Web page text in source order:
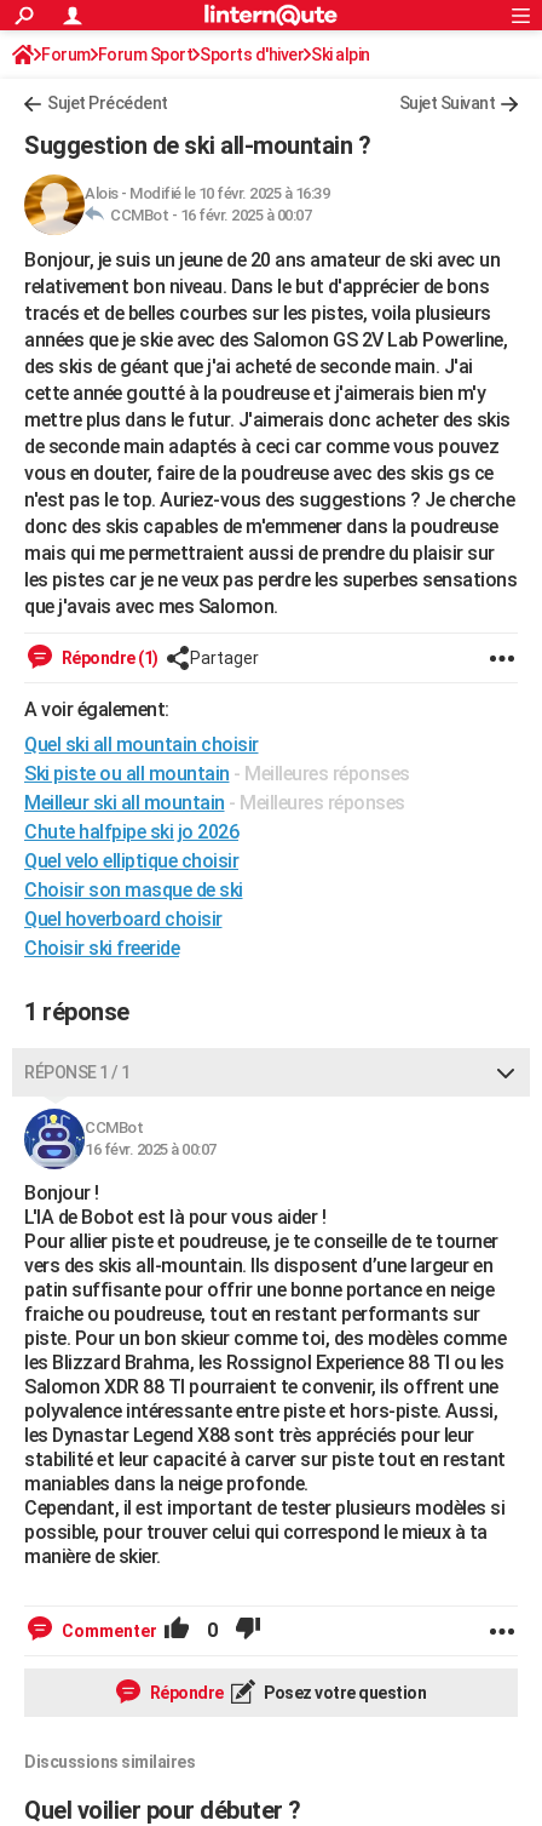
ACTUALITÉS
Politique
Société
Faits Divers
Education
Monde
Villes
+
FINANCE
Retraite
Impôts
Epargne
Immobilier
Risques naturels par ville
Banque
Assurance
Crédit
AUTO
Essais
Réserver un essai
Citadines
Berlines
SUV
Forum auto
+HIGH-TECH
Mobiles
Meilleur smartphone
Internet
Ordinateurs
Jeux vidéo
Guide high-tech
+BRICOLAGE
Forum
Aménagement intérieur
Extérieur
Cuisine
Salle de bains
Jardinage
Rangement
WEEK-END
Guides de France
Escapades
Patrimoine
Expositions
Musées
Week-end nature
+LIFESTYLE
Art de vivre
Bien-être
Loisirs
Mode
Modes de vie
SANTE
Alimentation
Guide de la santé
Maladies
Médicaments
Sommeil
VOYAGE
Destinations
City break
Voyage nature
Voyage de noces
PHOTO
GUIDES D'ACHAT
BONS PLANS
CARTE DE VOEUX
Carte de Noël
Carte Bonne année
Carte Saint-Valentin
Carte Pâques
Carte d'anniversaire
DICTIONNAIRE
Dictionnaire
Biographies
Citations
Expressions
Proverbes
PROGRAMME TV
COPAINS D'AVANT
S'inscrire
Se connecter
Lycées
Collèges
Primaires
Universités
Entreprises
Service militaire
Avis de recherche
AVIS DE DÉCÈS
Bricolage
Lifestyle
Culture
Sport
Auto
Television
Voyage
Cinema
S'inscrire
Connexion
Forum Forum Sport Sports d'hiver Ski alpin
Sujet Précédent Sujet Suivant
Suggestion de ski all-mountain ?
Alois- Modifié le 10 févr. 2025 à 16:39
CCMBot - 16 févr. 2025 à 00:07
Bonjour, je suis un jeune de 20 ans amateur de ski avec un
relativement bon niveau. Dans le but d'apprécier de bons
tracés et de belles courbes sur les pistes, voila plusieurs
années que je skie avec des Salomon GS 2V Lab Powerline,
des skis de géant que j'ai acheté de seconde main. J'ai
cette année goutté à la poudreuse et j'aimerais bien m'y
mettre plus dans le futur. J'aimerais donc acheter des skis
de seconde main adaptés à ceci car comme vous pouvez
vous en douter, faire de la poudreuse avec des skis gs ce
n'est pas le top. Auriez-vous des suggestions ? Je cherche
donc des skis capables de m'emmener dans la poudreuse
mais qui me permettraient aussi de prendre du plaisir sur
les pistes car je ne veux pas perdre les superbes sensations
que j'avais avec mes Salomon.
Répondre (1) Partager
A voir également:
Quel ski all mountain choisir
Ski piste ou all mountain - Meilleures réponses
Meilleur ski all mountain - Meilleures réponses
Chute halfpipe ski jo 2026
Quel velo elliptique choisir
Choisir son masque de ski
Quel hoverboard choisir
Choisir ski freeride
1 réponse
RÉPONSE 1 / 1
CCMBot
16 févr. 2025 à 00:07
Bonjour !
L'IA de Bobot est là pour vous aider !
Pour allier piste et poudreuse, je te conseille de te tourner
vers des skis all-mountain. Ils disposent d’une largeur en
patin suffisante pour offrir une bonne portance en neige
fraiche ou poudreuse, tout en restant performants sur
piste. Pour un bon skieur comme toi, des modèles comme
les Blizzard Brahma, les Rossignol Experience 88 TI ou les
Salomon XDR 88 TI pourraient te convenir, ils offrent une
polyvalence intéressante entre piste et hors-piste. Aussi,
les Dynastar Legend X88 sont très appréciés pour leur
stabilité et leur capacité à carver sur piste tout en restant
maniables dans la neige profonde.
Cependant, il est important de tester plusieurs modèles si
possible, pour trouver celui qui correspond le mieux à ta
manière de skier.
Commenter 0
Répondre Posez votre question
Discussions similaires
Quel voilier pour débuter ?